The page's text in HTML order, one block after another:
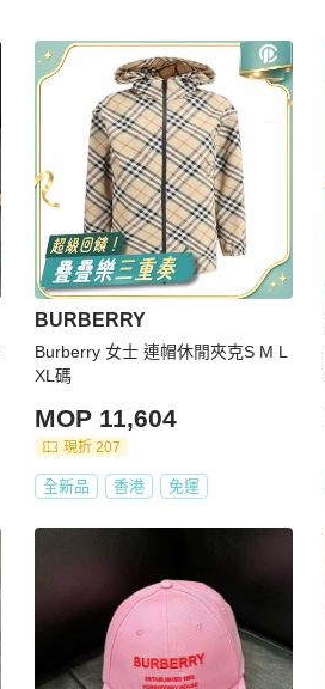
BURBERRY
Burberry 女士 連帽休閒夾克S M L
XL碼
MOP 11,604
現折 207
全新品 香港 免運